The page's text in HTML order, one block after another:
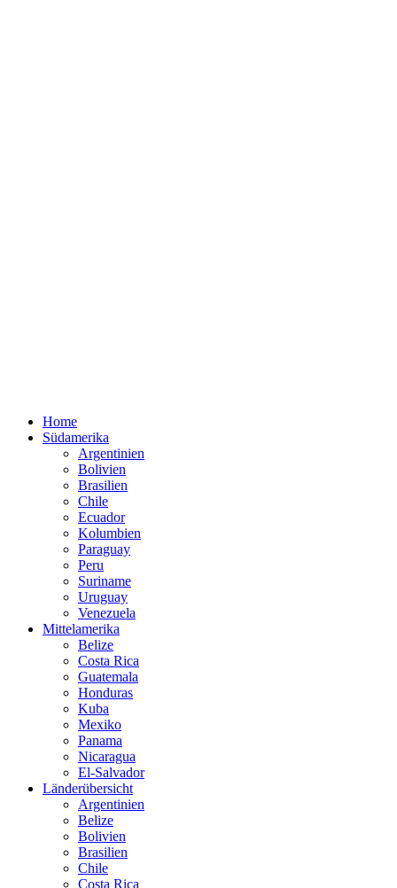
Home
Südamerika
Argentinien
Bolivien
Brasilien
Chile
Ecuador
Kolumbien
Paraguay
Peru
Suriname
Uruguay
Venezuela
Mittelamerika
Belize
Costa Rica
Guatemala
Honduras
Kuba
Mexiko
Panama
Nicaragua
El-Salvador
Länderübersicht
Argentinien
Belize
Bolivien
Brasilien
Chile
Costa Rica